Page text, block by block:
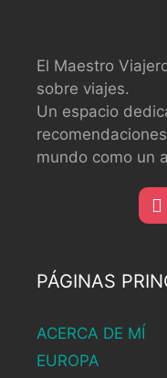
El Maestro
sobre viajes.
Un espacio
mundo como un
PÁGINAS
ACERCA DE MÍ
EUROPA